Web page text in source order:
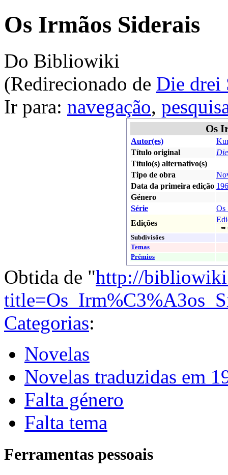
Os Irmãos Siderais
Do Bibliowiki
(Redirecionado de Die drei
Ir para: navegação,
Os
Autor(es)
Título original
Título(s) alternativo(s)
Tipo de obra
Data da primeira edição
Género
Série
Os
Edições
➥
Subdivisões
Temas
Prémios
Obtida de "http://
Categorias:
Novelas
Novelas traduzidas em
Falta género
Falta tema
Ferramentas pessoais